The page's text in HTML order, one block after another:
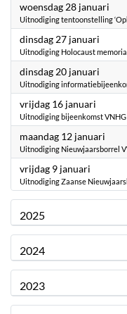
woensdag 28 januari
Uitnodiging tentoonstelling
dinsdag 27 januari
Uitnodiging Holocaust
dinsdag 20 januari
Uitnodiging
vrijdag 16 januari
Uitnodiging bijeenkomst
maandag 12 januari
Uitnodiging Nieuwjaarsborrel
vrijdag 9 januari
Uitnodiging Zaanse
2025
2024
2023